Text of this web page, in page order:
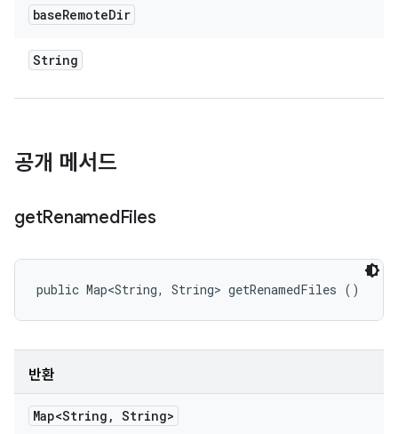
baseRemoteDir
String
공개 메서드
getRenamedFiles
public Map<String, String> getRenamedFiles ()
반환
Map<String , String>